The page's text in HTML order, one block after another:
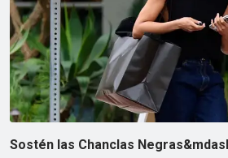
Sostén las Chanclas